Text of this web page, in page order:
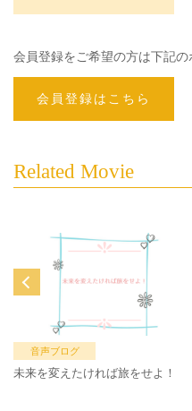
会員登録をご希望の方は下記の
会員登録はこちら
Related Movie
音声ブログ
未来を変えたければ旅をせよ！